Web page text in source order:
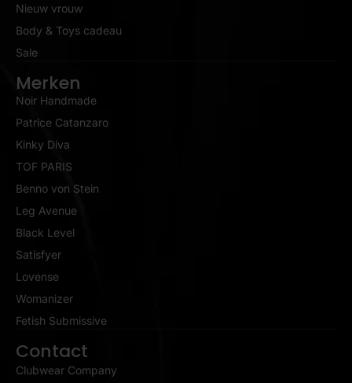
Nieuw vrouw
Body & Toys cadeau
Sale
Merken
Noir Handmade
Patrice Catanzaro
Kinky Diva
TOF PARIS
Benno von Stein
Leg Avenue
Black Level
Satisfyer
Lovense
Womanizer
Fetish Submissive
Contact
Clubwear Company